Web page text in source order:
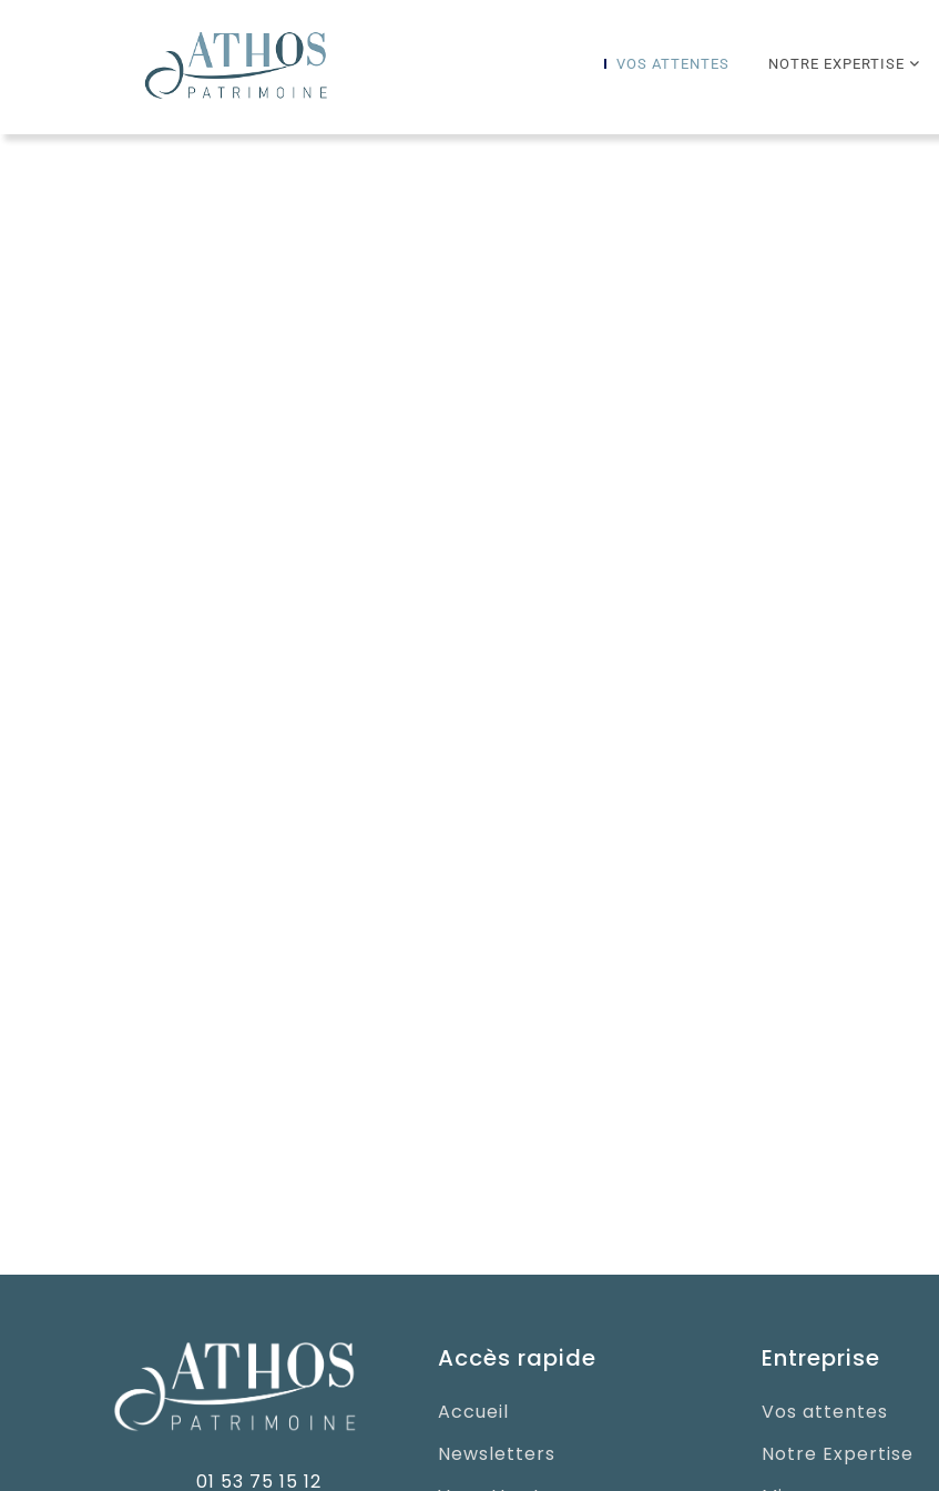
VOS ATTENTES NOTRE EXPERTISE
01 53 75 15 12
Accès rapide
Accueil
Newsletters
Entreprise
Vos attentes
Notre Expertise